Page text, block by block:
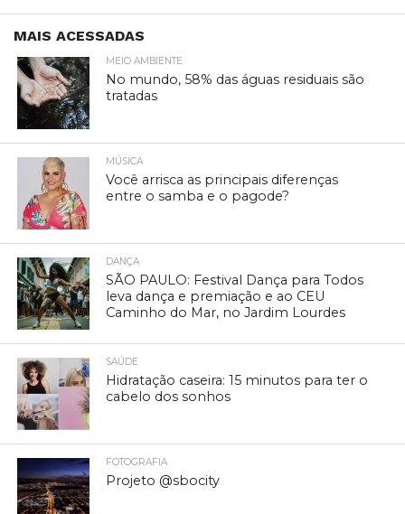
MAIS ACESSADAS
MEIO AMBIENTE
No mundo, 58% das águas residuais são
tratadas
MÚSICA
Você arrisca as principais diferenças
entre o samba e o pagode?
DANÇA
SÃO PAULO: Festival Dança para Todos
leva dança e premiação e ao CEU
Caminho do Mar, no Jardim Lourdes
SAÚDE
Hidratação caseira: 15 minutos para ter o
cabelo dos sonhos
FOTOGRAFIA
Projeto @sbocity